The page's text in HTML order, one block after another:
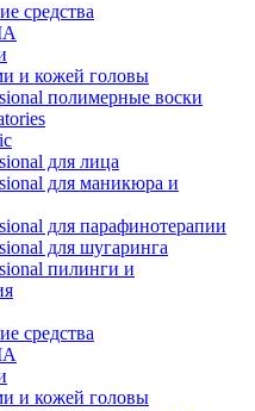
средства
и кожей головы
полимерные воски
для лица
для маникюра и
для парафинотерапии
для шугаринга
пилинги и
средства
и кожей головы